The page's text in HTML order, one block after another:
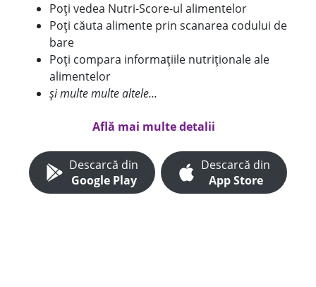
Poți vedea Nutri-Score-ul alimentelor
Poți căuta alimente prin scanarea codului de
bare
Poți compara informațiile nutriționale ale
alimentelor
și multe multe altele...
Află mai multe detalii
Descarcă din
Google Play
Descarcă din
App Store